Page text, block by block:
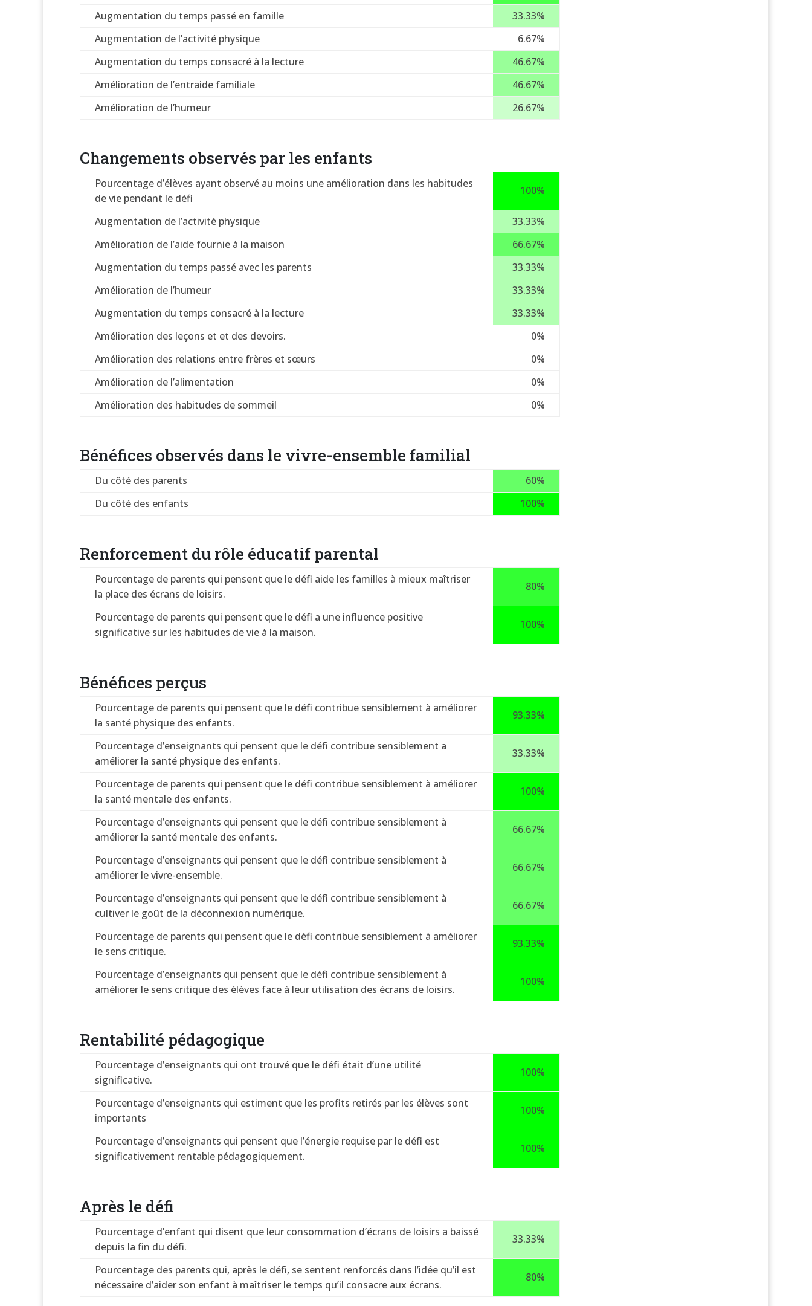
Augmentation du temps passé en famille
33.33%
Augmentation de l’activité physique
6.67%
Augmentation du temps consacré à la lecture
46.67%
Amélioration de l’entraide familiale
46.67%
Amélioration de l’humeur
26.67%
Changements observés par les enfants
Pourcentage d’élèves ayant observé au moins une amélioration dans les habitudes
de vie pendant le défi
100%
Augmentation de l’activité physique
33.33%
Amélioration de l’aide fournie à la maison
66.67%
Augmentation du temps passé avec les parents
33.33%
Amélioration de l’humeur
33.33%
Augmentation du temps consacré à la lecture
33.33%
Amélioration des leçons et et des devoirs.
0%
Amélioration des relations entre frères et sœurs
0%
Amélioration de l’alimentation
0%
Amélioration des habitudes de sommeil
0%
Bénéfices observés dans le vivre-ensemble familial
Du côté des parents
60%
Du côté des enfants
100%
Renforcement du rôle éducatif parental
Pourcentage de parents qui pensent que le défi aide les familles à mieux maîtriser
la place des écrans de loisirs.
80%
Pourcentage de parents qui pensent que le défi a une influence positive
significative sur les habitudes de vie à la maison.
100%
Bénéfices perçus
Pourcentage de parents qui pensent que le défi contribue sensiblement à améliorer
la santé physique des enfants.
93.33%
Pourcentage d’enseignants qui pensent que le défi contribue sensiblement a
améliorer la santé physique des enfants.
33.33%
Pourcentage de parents qui pensent que le défi contribue sensiblement à améliorer
la santé mentale des enfants.
100%
Pourcentage d’enseignants qui pensent que le défi contribue sensiblement à
améliorer la santé mentale des enfants.
66.67%
Pourcentage d’enseignants qui pensent que le défi contribue sensiblement à
améliorer le vivre-ensemble.
66.67%
Pourcentage d’enseignants qui pensent que le défi contribue sensiblement à
cultiver le goût de la déconnexion numérique.
66.67%
Pourcentage de parents qui pensent que le défi contribue sensiblement à améliorer
le sens critique.
93.33%
Pourcentage d’enseignants qui pensent que le défi contribue sensiblement à
améliorer le sens critique des élèves face à leur utilisation des écrans de loisirs.
100%
Rentabilité pédagogique
Pourcentage d’enseignants qui ont trouvé que le défi était d’une utilité
significative.
100%
Pourcentage d’enseignants qui estiment que les profits retirés par les élèves sont
importants
100%
Pourcentage d’enseignants qui pensent que l’énergie requise par le défi est
significativement rentable pédagogiquement.
100%
Après le défi
Pourcentage d’enfant qui disent que leur consommation d’écrans de loisirs a baissé
depuis la fin du défi.
33.33%
Pourcentage des parents qui, après le défi, se sentent renforcés dans l’idée qu’il est
nécessaire d’aider son enfant à maîtriser le temps qu’il consacre aux écrans.
80%